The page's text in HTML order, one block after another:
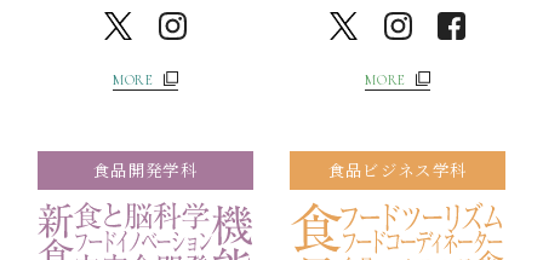
MORE MORE
食品開発学科 食品ビジネス学科